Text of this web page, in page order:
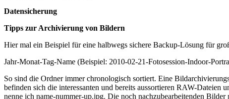
Datensicherung
Tipps zur Archivierung von Bildern
Hier mal ein Beispiel für eine halbwegs sichere Backup-Lösung für
Jahr-Monat-Tag-Name (Beispiel: 2010-02-21-Fotosession-Indoor-
So sind die Ordner immer chronologisch sortiert. Eine
befinden sich die interessanten und bereits aussortieren RAW-
nenne ich name-nummer-up.jpg. Die noch nachzubearbeitenden